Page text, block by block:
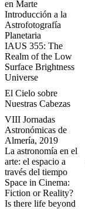
en Marte
Introducción a la
Astrofotografía
Planetaria
IAUS 355: The
Realm of the Low
Surface Brightness
Universe
El Cielo sobre
Nuestras Cabezas
VIII Jornadas
Astronómicas de
Almería, 2019
La astronomía en el
arte: el espacio a
través del tiempo
Space in Cinema:
Fiction or Reality?
Is there life beyond